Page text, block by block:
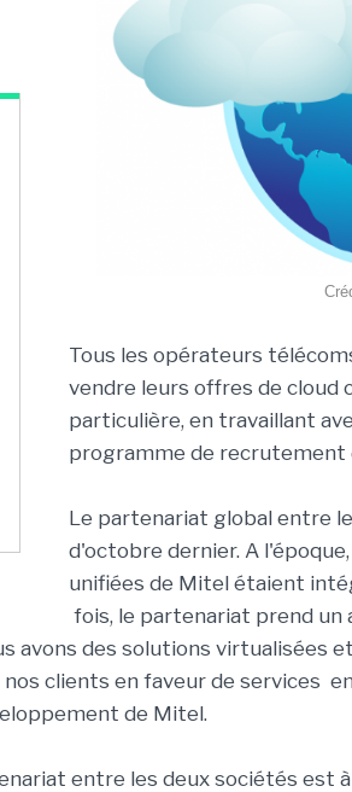
Tous les opérateurs
vendre leurs offres de cloud
particulière, en travaillant
programme de recrutement
Le partenariat global entre
d'octobre dernier. A
unifiées de Mitel étaient
fois, le partenariat prend
avons des solutions virtualisées
nos clients en faveur de services
de Mitel.
entre les deux sociétés est